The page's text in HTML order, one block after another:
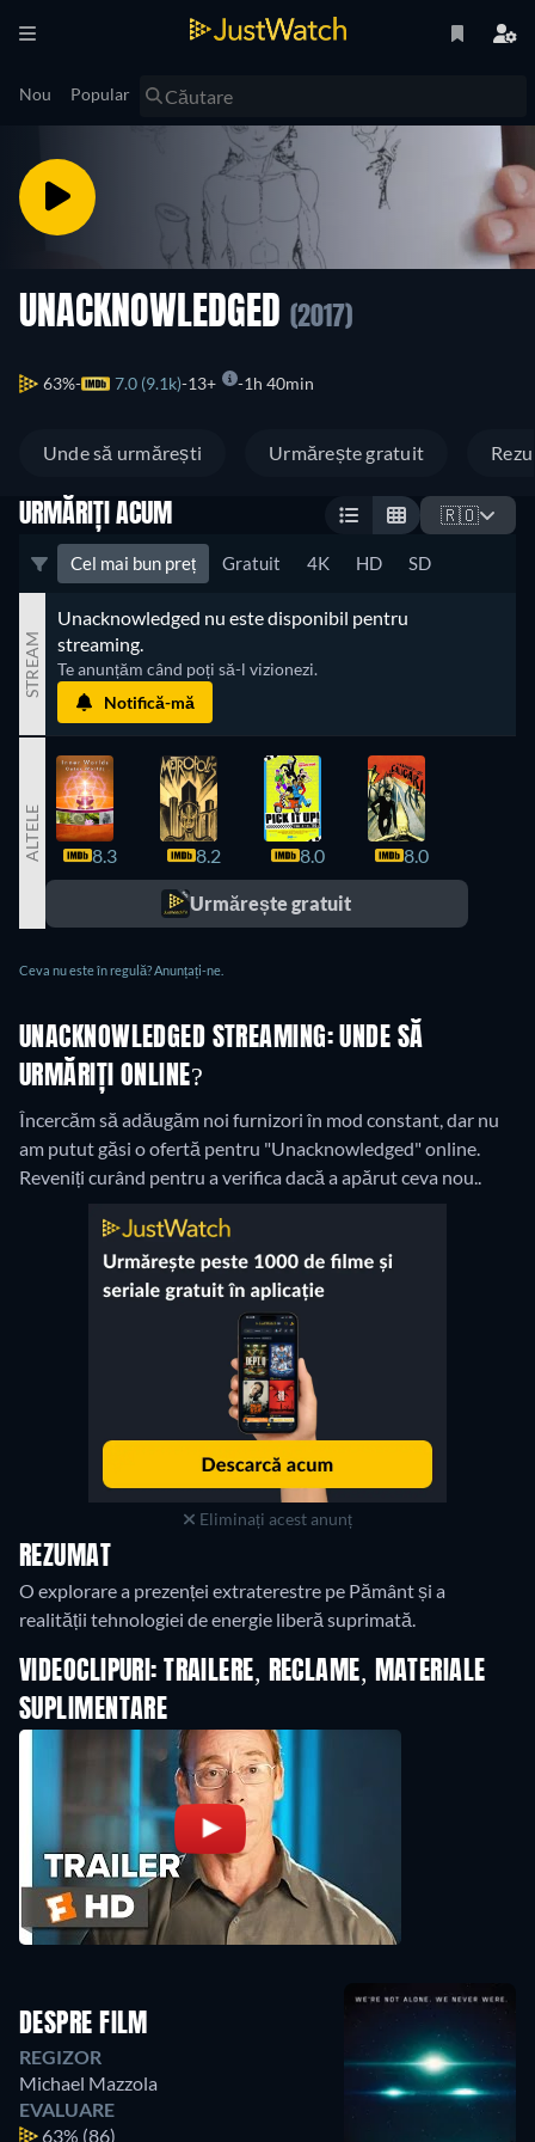
Nou Popular
UNACKNOWLEDGED (2017)
63% 7.0 (9.1k) 13+ 1h 40min
Unde să urmărești Urmărește gratuit
URMĂRIȚI ACUM 🇷🇴
Cel mai bun preț Gratuit 4K HD SD
STREAM
Unacknowledged nu este disponibil pentru
streaming.
Te anunțăm când poți să-l vizionezi.
Notifică-mă
ALTELE 8.3 8.2 8.0 8.0
Urmărește gratuit
Ceva nu este în regulă? Anunțați-ne.
UNACKNOWLEDGED STREAMING: UNDE SĂ
URMĂRIȚI ONLINE?
Încercăm să adăugăm noi furnizori în mod constant, dar nu
am putut găsi o ofertă pentru "Unacknowledged" online.
Reveniți curând pentru a verifica dacă a apărut ceva nou..
Eliminați acest anunț
REZUMAT
O explorare a prezenței extraterestre pe Pământ și a
realității tehnologiei de energie liberă suprimată.
VIDEOCLIPURI: TRAILERE, RECLAME, MATERIALE
SUPLIMENTARE
DESPRE FILM
REGIZOR
Michael Mazzola
EVALUARE
63% (86)